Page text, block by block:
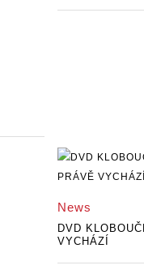
News
DVD
VYCHÁZÍ